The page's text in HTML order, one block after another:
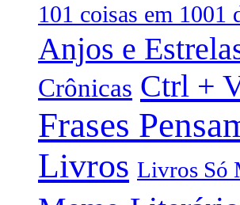
101 coisas em 1001
Anjos e
Crônicas Ctrl +
Frases
Livros Livros Só